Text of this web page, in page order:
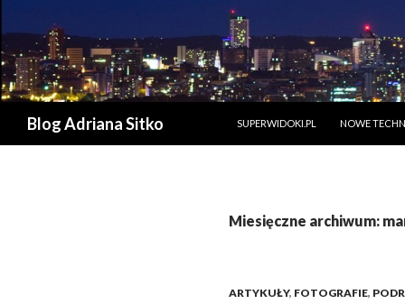
Blog Adriana Sitko
SUPERWIDOKI.PL
NOWE
Miesięczne archiwum:
ARTYKUŁY, FOTOGRAFIE,